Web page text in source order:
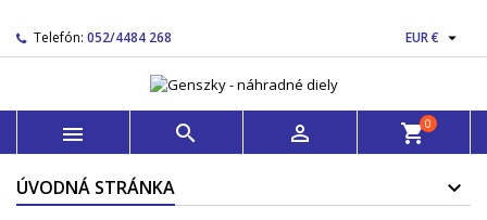
Telefón: 052/4484 268 EUR € 
   shopping_cart0
ÚVODNÁ STRÁNKA